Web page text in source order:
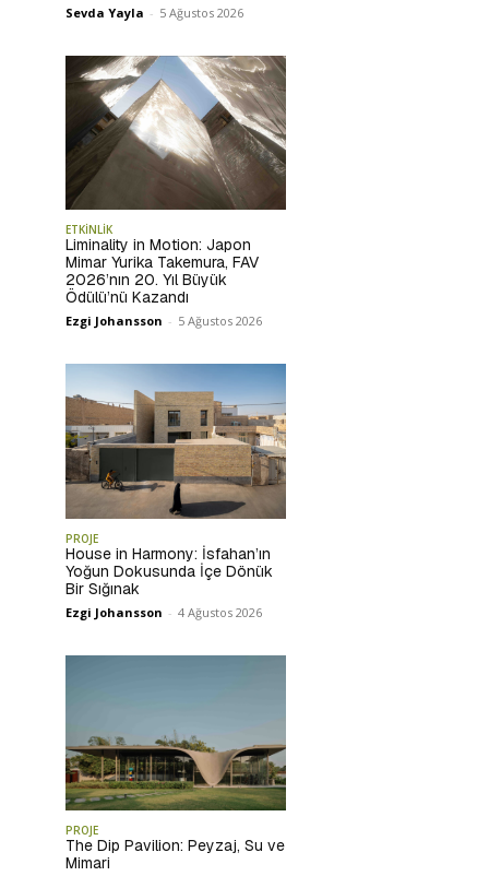
Sevda Yayla - 5 Ağustos 2026
ETKİNLİK
Liminality in Motion: Japon
Mimar Yurika Takemura, FAV
2026’nın 20. Yıl Büyük
Ödülü’nü Kazandı
Ezgi Johansson - 5 Ağustos 2026
PROJE
House in Harmony: İsfahan’ın
Yoğun Dokusunda İçe Dönük
Bir Sığınak
Ezgi Johansson - 4 Ağustos 2026
PROJE
The Dip Pavilion: Peyzaj, Su ve
Mimari